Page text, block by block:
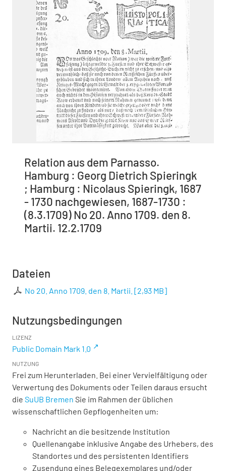
Relation aus dem Parnasso.
Hamburg : Georg Dietrich Spieringk
; Hamburg : Nicolaus Spieringk, 1687
- 1730 nachgewiesen, 1687-1730 :
(8.3.1709) No 20. Anno 1709. den 8.
Martii. 12.2.1709
Dateien
No 20. Anno 1709. den 8. Martii. [2,93 MB]
Nutzungsbedingungen
LIZENZ
Public Domain Mark 1.0
NUTZUNG
Frei zum Herunterladen. Bei einer Vervielfältigung oder
Verwertung des Dokuments oder Teilen daraus ersucht
die SuUB Bremen Sie im Rahmen der üblichen
wissenschaftlichen Gepflogenheiten um:
Nachricht an die besitzende Institution
Quellenangabe inklusive Angabe des Urhebers, des
Standortes und des persistenten Identifiers
Zusendung eines Belegexemplares und/oder